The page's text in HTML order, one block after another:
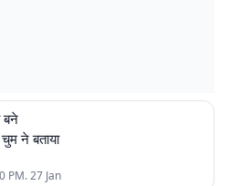
बने
ने बताया
PM. 27 Jan